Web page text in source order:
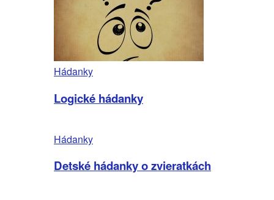
Hádanky
Logické hádanky
Hádanky
Detské hádanky o zvieratkách